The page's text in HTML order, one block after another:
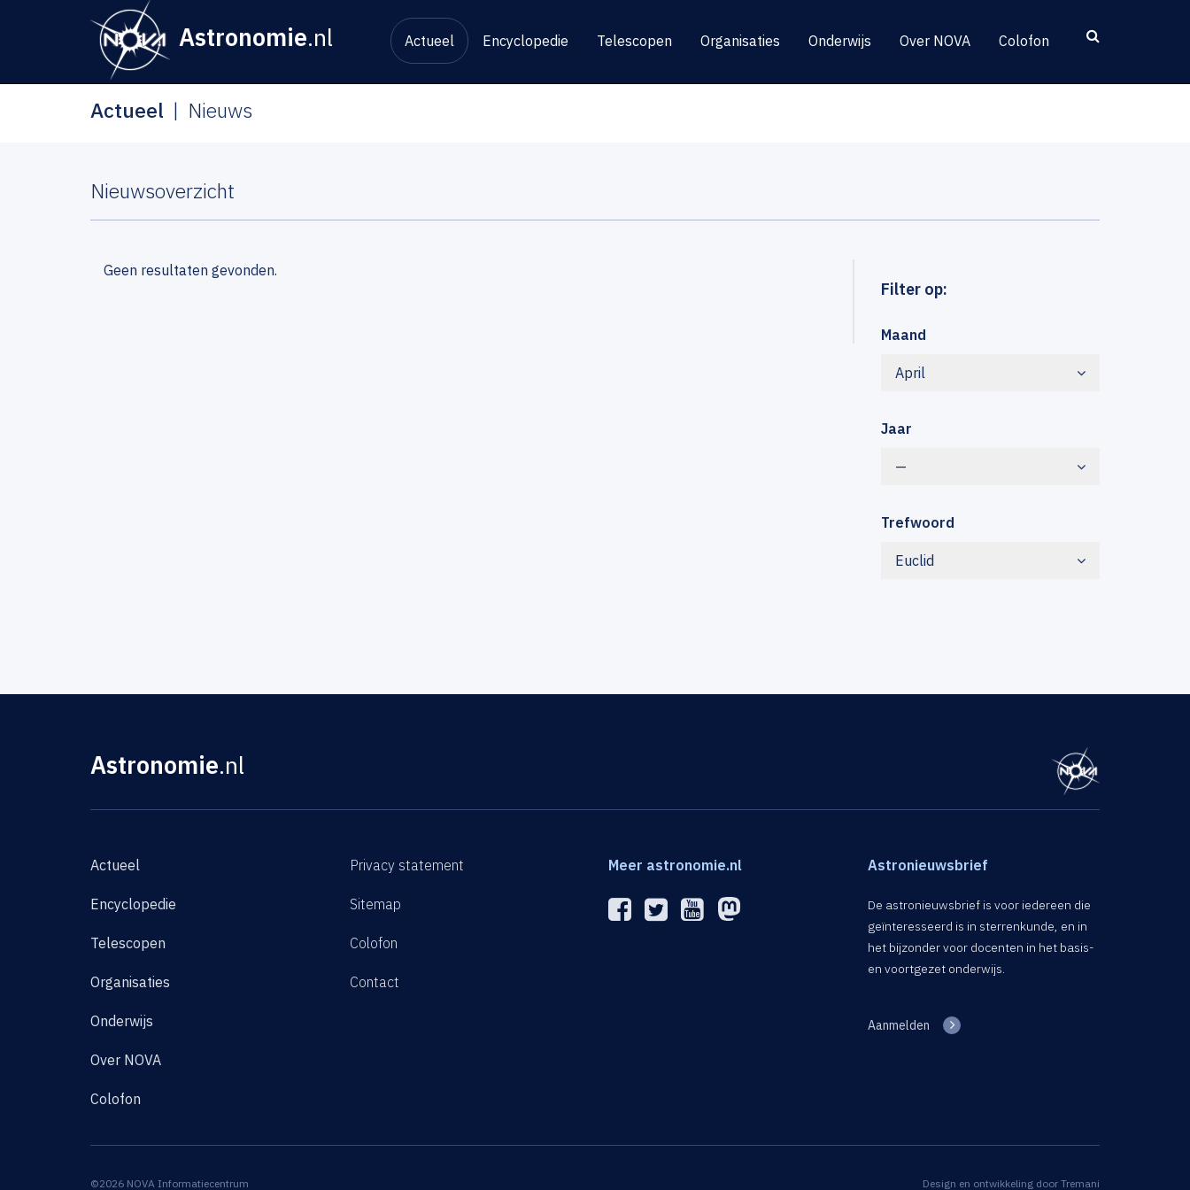
Astronomie.nl Actueel Encyclopedie Telescopen Organisaties Onderwijs Over NOVA Colofon
Actueel Nieuws
Nieuwsoverzicht
Filter op:
Maand
April
Jaar
—
Trefwoord
Euclid
Geen resultaten gevonden.
Astronomie.nl
Actueel
Encyclopedie
Telescopen
Organisaties
Onderwijs
Over NOVA
Colofon
Privacy statement
Sitemap
Colofon
Contact
Meer astronomie.nl Astronieuwsbrief
De astronieuwsbrief is voor iedereen die
geïnteresseerd is in sterrenkunde, en in
het bijzonder voor docenten in het basis-
en voortgezet onderwijs.
Aanmelden
©2026 NOVA Informatiecentrum Design en ontwikkeling door Tremani